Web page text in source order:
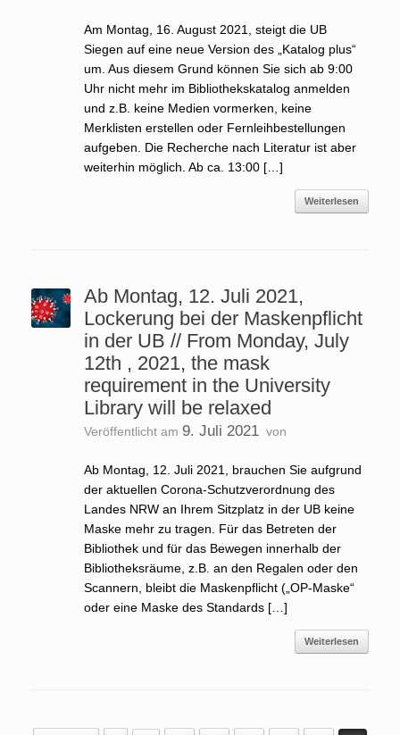
Am Montag, 16. August 2021, steigt die UB
Siegen auf eine neue Version des „Katalog plus“
um. Aus diesem Grund können Sie sich ab 9:00
Uhr nicht mehr im Bibliothekskatalog anmelden
und z.B. keine Medien vormerken, keine
Merklisten erstellen oder Fernleihbestellungen
aufgeben. Die Recherche nach Literatur ist aber
weiterhin möglich. Ab ca. 13:00 […]
Weiterlesen
Ab Montag, 12. Juli 2021,
Lockerung bei der Maskenpflicht
in der UB // From Monday, July
12th , 2021, the mask
requirement in the University
Library will be relaxed
Veröffentlicht am 9. Juli 2021 von
Ab Montag, 12. Juli 2021, brauchen Sie aufgrund
der aktuellen Corona-Schutzverordnung des
Landes NRW an Ihrem Sitzplatz in der UB keine
Maske mehr zu tragen. Für das Betreten der
Bibliothek und für das Bewegen innerhalb der
Bibliotheksräume, z.B. an den Regalen oder den
Scannern, bleibt die Maskenpflicht („OP-Maske“
oder eine Maske des Standards […]
Weiterlesen